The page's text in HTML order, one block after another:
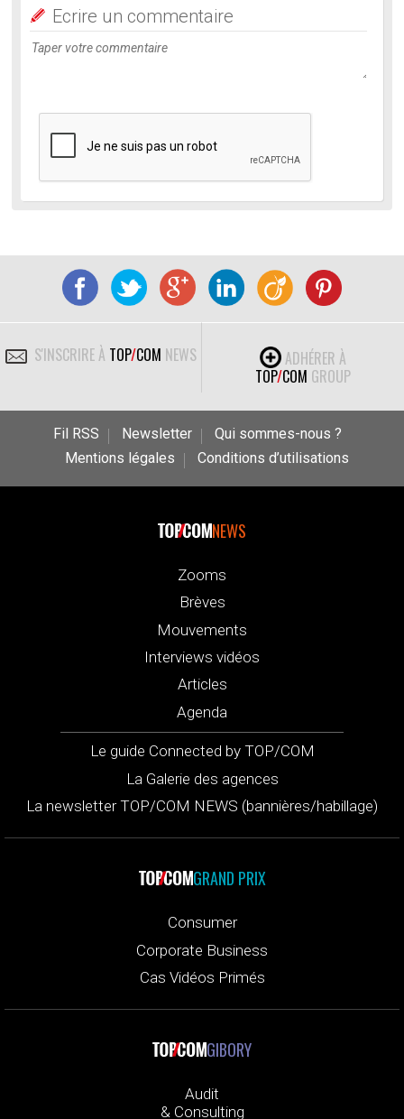
Ecrire un commentaire
S'INSCRIRE À TOP/COM NEWS
ADHÉRER À
TOP/COM GROUP
Fil RSS Newsletter
Qui sommes-nous ?
Mentions légales
Conditions d’utilisations
NEWS
Zooms
Brèves
Mouvements
Interviews vidéos
Articles
Agenda
Le guide Connected by TOP/COM
La Galerie des agences
La newsletter TOP/COM NEWS (bannières/habillage)
GRAND PRIX
Consumer
Corporate Business
Cas Vidéos Primés
GIBORY
Audit
& Consulting